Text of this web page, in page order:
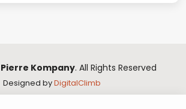
!
Pierre Kompany. All Rights Reserved
Designed byDigitalClimb